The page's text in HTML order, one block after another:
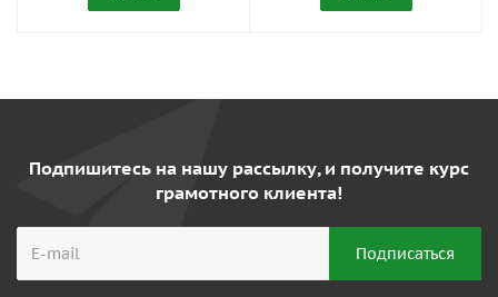
Подпишитесь на нашу рассылку, и получите курс
грамотного клиента!